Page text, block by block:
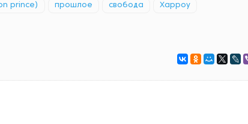
prince) прошлое свобода Харроу